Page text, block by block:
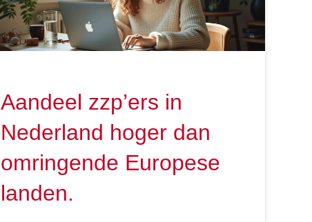
Aandeel zzp’ers in
Nederland hoger dan
omringende Europese
landen.